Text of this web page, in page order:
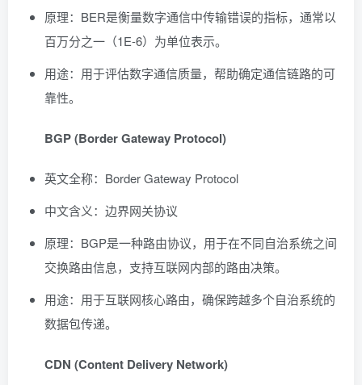
原理：BER是衡量数字通信中传输错误的指标，通常以
百万分之一（1E-6）为单位表示。
用途：用于评估数字通信质量，帮助确定通信链路的可
靠性。
BGP (Border Gateway Protocol)
英文全称：Border Gateway Protocol
中文含义：边界网关协议
原理：BGP是一种路由协议，用于在不同自治系统之间
交换路由信息，支持互联网内部的路由决策。
用途：用于互联网核心路由，确保跨越多个自治系统的
数据包传递。
CDN (Content Delivery Network)